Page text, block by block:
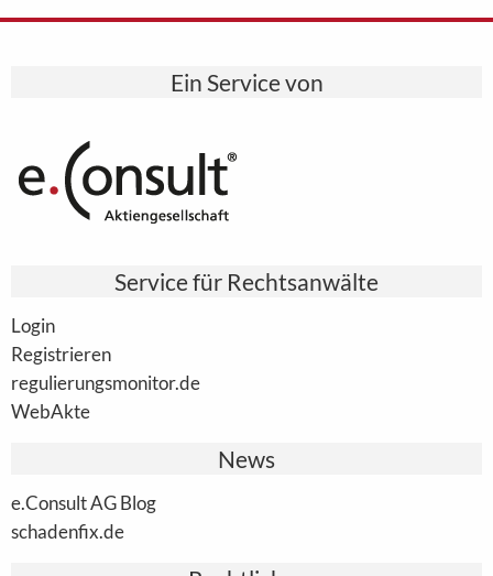
Ein Service von
Service für Rechtsanwälte
Login
Registrieren
regulierungsmonitor.de
WebAkte
News
e.Consult AG Blog
schadenfix.de